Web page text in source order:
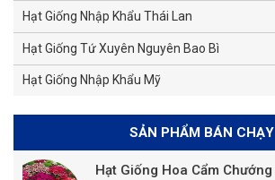
Hạt Giống Nhập Khẩu Thái Lan
Hạt Giống Tứ Xuyên Nguyên Bao Bì
Hạt Giống Nhập Khẩu Mỹ
SẢN PHẨM BÁN CHẠY
Hạt Giống Hoa Cẩm Chướng Chùm